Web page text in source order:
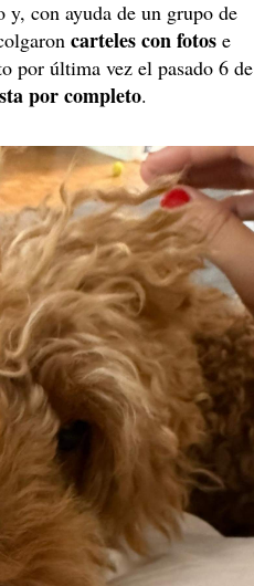
y, con ayuda de un grupo de
carteles con fotos e
por última vez el pasado 6 de
por completo.